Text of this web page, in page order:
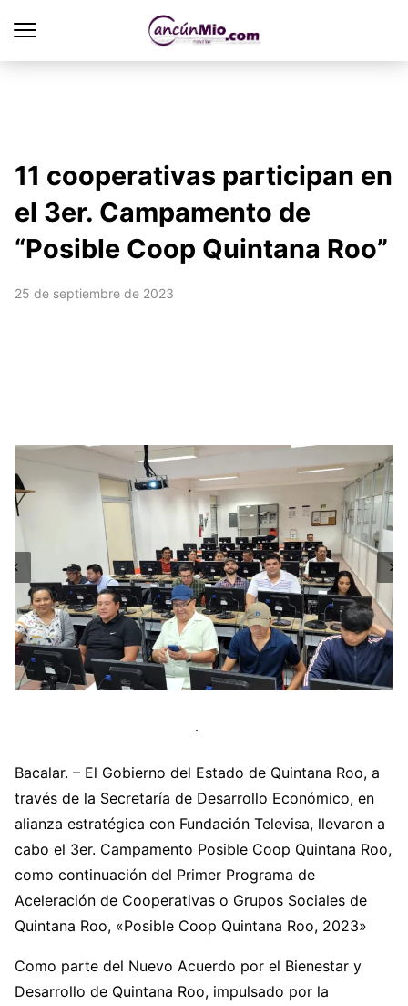
11 cooperativas participan en
el 3er. Campamento de
“Posible Coop Quintana Roo”
25 de septiembre de 2023
Bacalar. – El Gobierno del Estado de Quintana Roo, a
través de la Secretaría de Desarrollo Económico, en
alianza estratégica con Fundación Televisa, llevaron a
cabo el 3er. Campamento Posible Coop Quintana Roo,
como continuación del Primer Programa de
Aceleración de Cooperativas o Grupos Sociales de
Quintana Roo, «Posible Coop Quintana Roo, 2023»
Como parte del Nuevo Acuerdo por el Bienestar y
Desarrollo de Quintana Roo, impulsado por la